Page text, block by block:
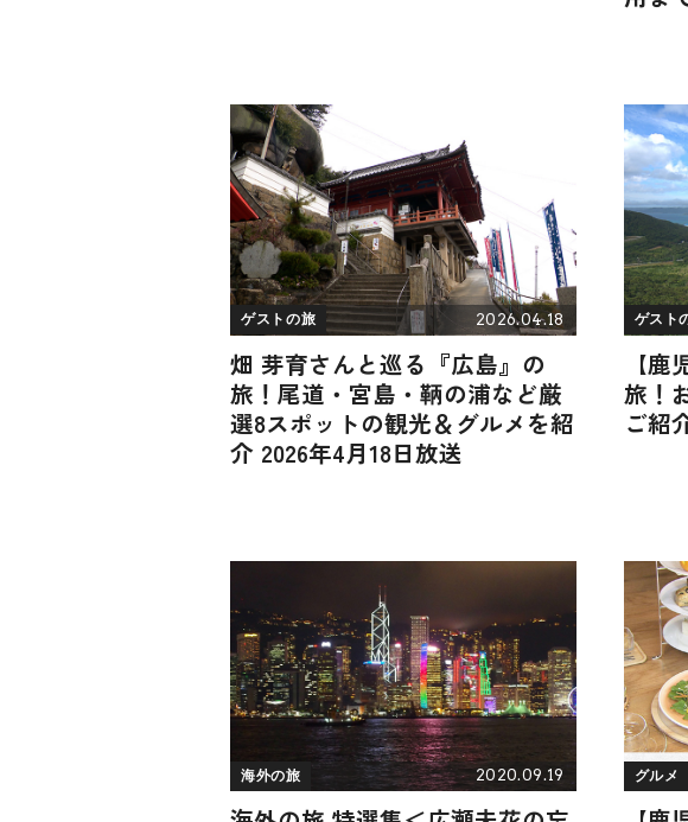
ゲストの旅 2026.04.18
畑 芽育さんと巡る『広島』の
旅！尾道・宮島・鞆の浦など厳
選8スポットの観光＆グルメを紹
介 2026年4月18日放送
ゲスト
【
旅！
ご紹
海外の旅 2020.09.19 グルメ